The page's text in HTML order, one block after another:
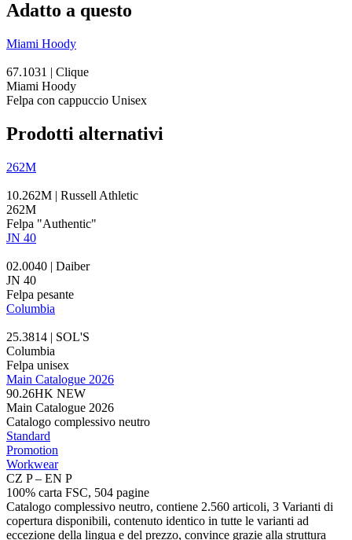
Adatto a questo
Miami Hoody
67.1031 | Clique
Miami Hoody
Felpa con cappuccio Unisex
Prodotti alternativi
262M
10.262M | Russell Athletic
262M
Felpa "Authentic"
JN 40
02.0040 | Daiber
JN 40
Felpa pesante
Columbia
25.3814 | SOL'S
Columbia
Felpa unisex
Main Catalogue 2026
90.26HK NEW
Main Catalogue 2026
Catalogo complessivo neutro
Standard
Promotion
Workwear
CZ P – EN P
100% carta FSC, 504 pagine
Catalogo complessivo neutro, contiene 2.560 articoli, 3 Varianti di
copertura disponibili, contenuto identico in tutte le varianti ad
eccezione della lingua e del prezzo, convince grazie alla struttura